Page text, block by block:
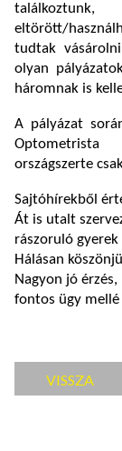
eltörött/
tudtak
olyan
háromnak is
A pályázat
Optometrista
országszerte
Sajtóhírekből
Át is utalt
rászoruló gyerek
Hálásan
Nagyon jó
fontos ügy
VISSZA